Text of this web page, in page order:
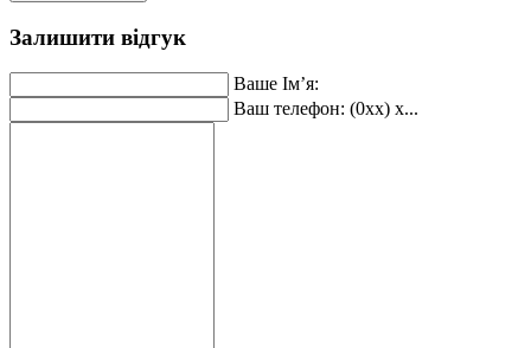
Залишити відгук
Ваше Ім’я:
Ваш телефон: (0xx) x...